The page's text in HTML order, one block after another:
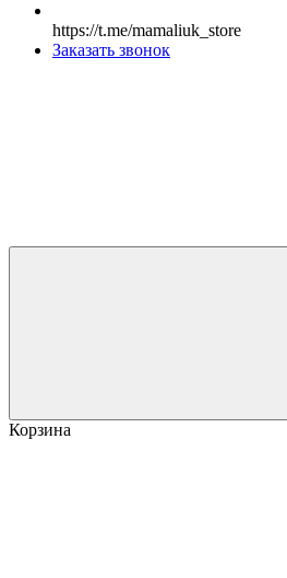
https://t.me/mamaliuk_store
Заказать звонок
Корзина